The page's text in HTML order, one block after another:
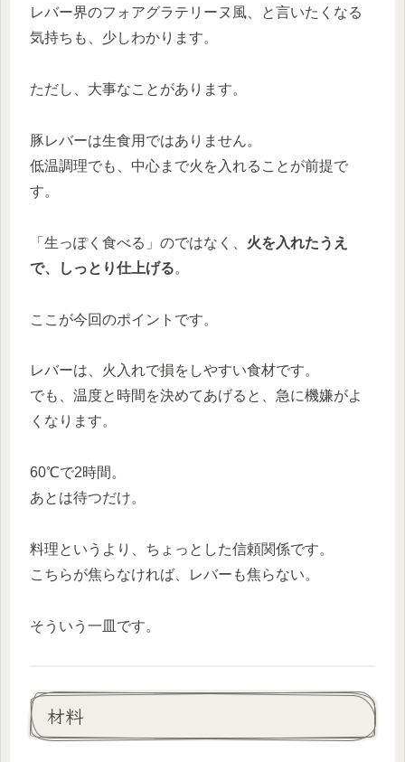
レバー界のフォアグラテリーヌ風、と言いたくなる
気持ちも、少しわかります。
ただし、大事なことがあります。
豚レバーは生食用ではありません。
低温調理でも、中心まで火を入れることが前提で
す。
「生っぽく食べる」のではなく、 火を入れたうえ
で、しっとり仕上げる。
ここが今回のポイントです。
レバーは、火入れで損をしやすい食材です。
でも、温度と時間を決めてあげると、急に機嫌がよ
くなります。
60℃で2時間。
あとは待つだけ。
料理というより、ちょっとした信頼関係です。
こちらが焦らなければ、レバーも焦らない。
そういう一皿です。
材料